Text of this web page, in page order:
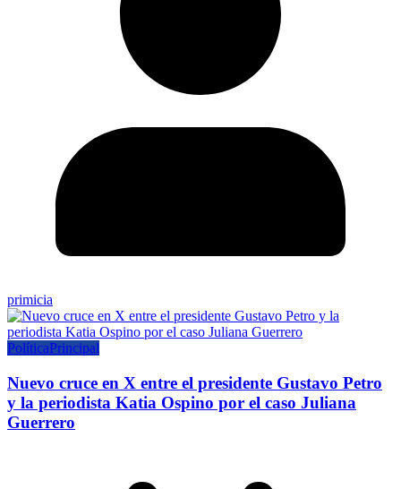
primicia
PolíticaPrincipal
Nuevo cruce en X entre el presidente Gustavo Petro
y la periodista Katia Ospino por el caso Juliana
Guerrero